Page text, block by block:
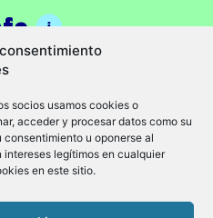
socios usamos cookies o
acceder y procesar datos como su
u oponerse al
legítimos en cualquier
en este sitio.
de cookies (UE)